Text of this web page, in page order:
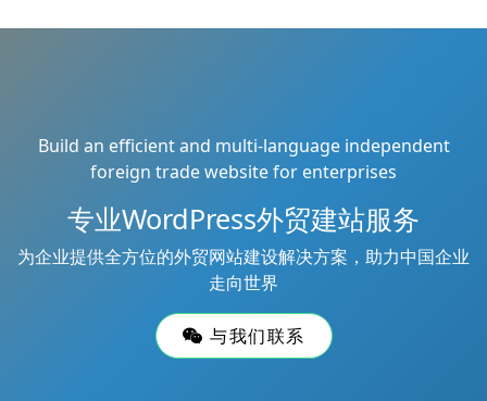
Build an efficient and multi-language independent
foreign trade website for enterprises
专业WordPress外贸建站服务
为企业提供全方位的外贸网站建设解决方案，助力中国企业
走向世界
与我们联系